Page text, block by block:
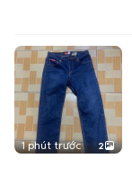
1 phút trước 2